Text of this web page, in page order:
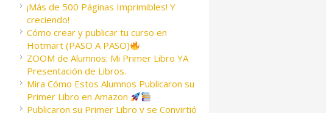
¡Más de 500 Páginas Imprimibles! Y
creciendo!
Cómo crear y publicar tu curso en
Hotmart (PASO A PASO)
ZOOM de Alumnos: Mi Primer Libro YA
Presentación de Libros.
Mira Cómo Estos Alumnos Publicaron su
Primer Libro en Amazon
Publicaron su Primer Libro y se Convirtió